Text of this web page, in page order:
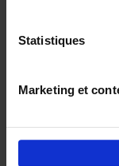
Statistiques
Marketing et